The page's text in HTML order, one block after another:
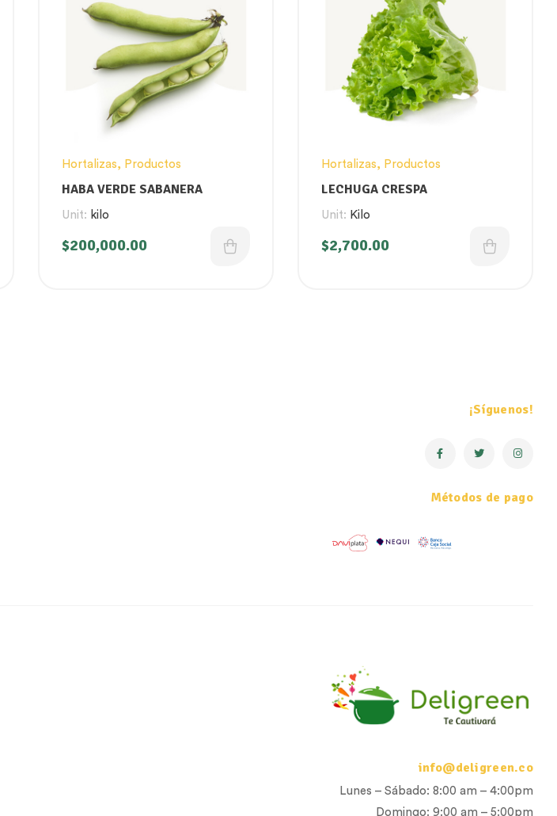
Hortalizas, Productos
HABA VERDE SABANERA
Unit: kilo
$200,000.00
Hortalizas, Productos
LECHUGA CRESPA
Unit: Kilo
$2,700.00
¡Síguenos!
Métodos de pago
info@deligreen.co
Lunes – Sábado: 8:00 am – 4:00pm
Domingo: 9:00 am – 5:00pm